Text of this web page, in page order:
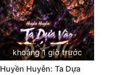
khoảng 1 giờ trước
Huyền Huyễn: Ta Dựa